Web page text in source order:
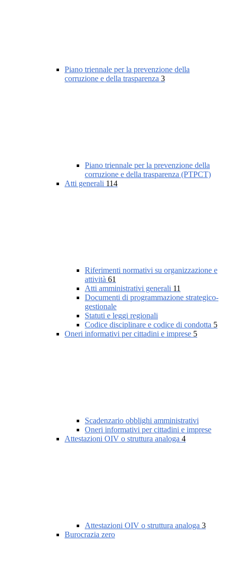
Piano triennale per la prevenzione della
corruzione e della trasparenza 3
Piano triennale per la prevenzione della
corruzione e della trasparenza (PTPCT)
Atti generali 114
Riferimenti normativi su organizzazione e
attività 61
Atti amministrativi generali 11
Documenti di programmazione strategico-
gestionale
Statuti e leggi regionali
Codice disciplinare e codice di condotta 5
Oneri informativi per cittadini e imprese 5
Scadenzario obblighi amministrativi
Oneri informativi per cittadini e imprese
Attestazioni OIV o struttura analoga 4
Attestazioni OIV o struttura analoga 3
Burocrazia zero